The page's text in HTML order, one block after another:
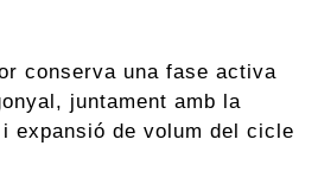
conserva una fase activa
juntament amb la
expansió de volum del cicle